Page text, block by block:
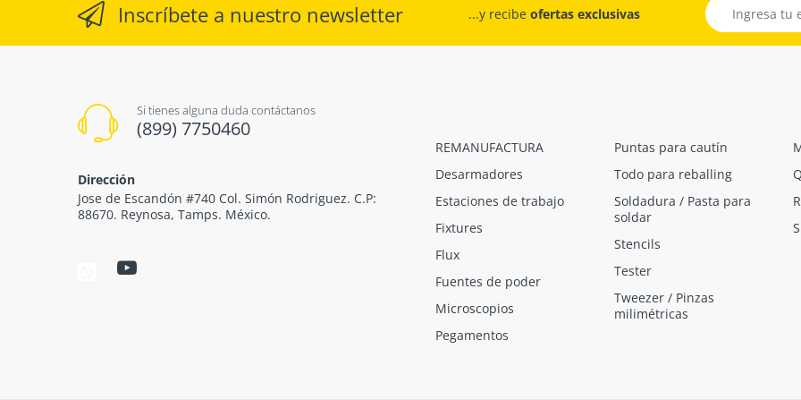
Inscríbete a nuestro newsletter ...y recibe ofertas exclusivas
Si tienes alguna duda contáctanos
(899) 7750460
Dirección
Jose de Escandón #740 Col. Simón Rodriguez. C.P:
88670. Reynosa, Tamps. México.
REMANUFACTURA
Desarmadores
Estaciones de trabajo
Fixtures
Flux
Fuentes de poder
Microscopios
Pegamentos
Puntas para cautín
Todo para reballing
Soldadura / Pasta para
soldar
Stencils
Tester
Tweezer / Pinzas
milimétricas